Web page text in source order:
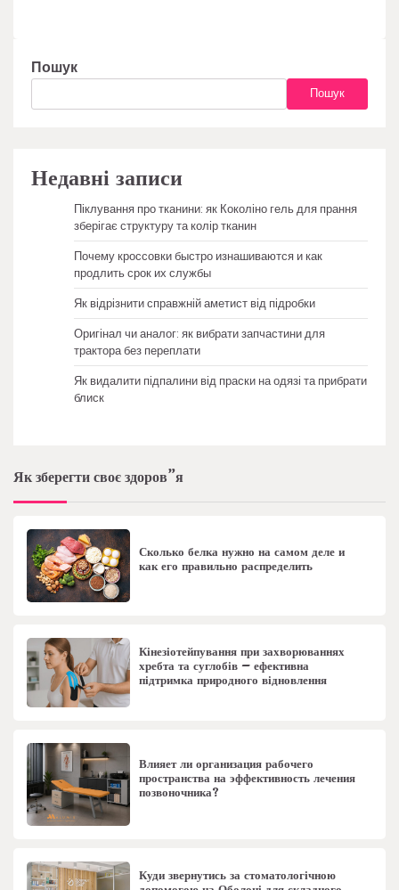
Пошук
Пошук
Недавні записи
Піклування про тканини: як Коколіно гель для прання
зберігає структуру та колір тканин
Почему кроссовки быстро изнашиваются и как
продлить срок их службы
Як відрізнити справжній аметист від підробки
Оригінал чи аналог: як вибрати запчастини для
трактора без переплати
Як видалити підпалини від праски на одязі та прибрати
блиск
Як зберегти своє здоров”я
Сколько белка нужно на самом деле и
как его правильно распределить
Кінезіотейпування при захворюваннях
хребта та суглобів – ефективна
підтримка природного відновлення
Влияет ли организация рабочего
пространства на эффективность лечения
позвоночника?
Куди звернутись за стоматологічною